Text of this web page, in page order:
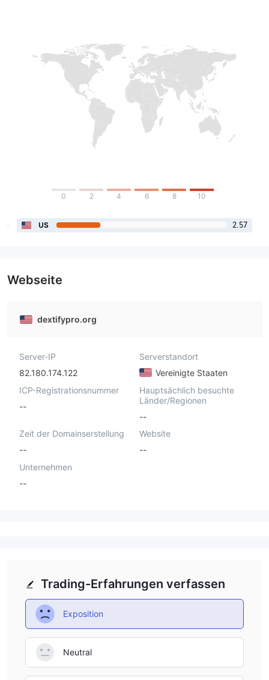
0 2 4 6 8 10
US 2.57
Webseite
dextifypro.org
Server-IP
82.180.174.122
Serverstandort
Vereinigte Staaten
ICP-Registrationsnummer
--
Hauptsächlich besuchte
Länder/Regionen
--
Zeit der Domainserstellung
--
Website
--
Unternehmen
--
Trading-Erfahrungen verfassen
Exposition
Neutral